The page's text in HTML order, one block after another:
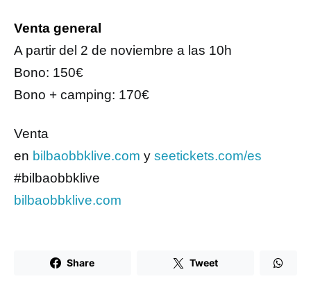
Venta general
A partir del 2 de noviembre a las 10h
Bono: 150€
Bono + camping: 170€
Venta
en bilbaobbklive.com y seetickets.com/es
#bilbaobbklive
bilbaobbklive.com
Share Tweet